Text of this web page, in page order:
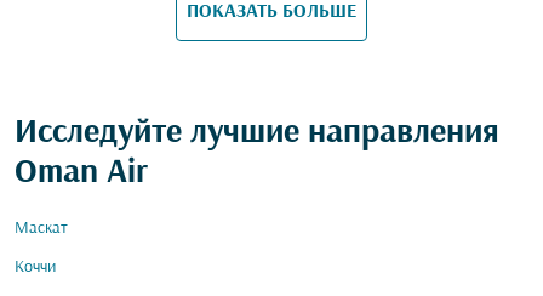
ПОКАЗАТЬ БОЛЬШЕ
Исследуйте лучшие направления
Oman Air
Маскат
Коччи